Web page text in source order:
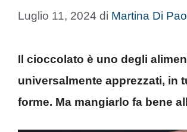
Luglio 11, 2024 di Martina Di
Il cioccolato è uno degli
universalmente apprezzati, in
forme. Ma mangiarlo fa bene